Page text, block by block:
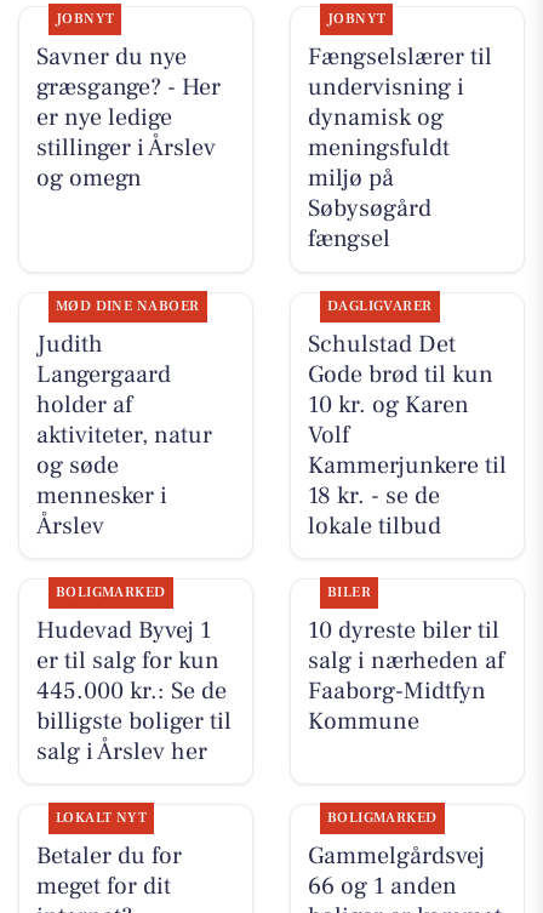
JOBNYT
Savner du nye
græsgange? - Her
er nye ledige
stillinger i Årslev
og omegn
JOBNYT
Fængselslærer til
undervisning i
dynamisk og
meningsfuldt
miljø på
Søbysøgård
fængsel
MØD DINE NABOER
Judith
Langergaard
holder af
aktiviteter, natur
og søde
mennesker i
Årslev
DAGLIGVARER
Schulstad Det
Gode brød til kun
10 kr. og Karen
Volf
Kammerjunkere til
18 kr. - se de
lokale tilbud
BOLIGMARKED
Hudevad Byvej 1
er til salg for kun
445.000 kr.: Se de
billigste boliger til
salg i Årslev her
BILER
10 dyreste biler til
salg i nærheden af
Faaborg-Midtfyn
Kommune
LOKALT NYT
Betaler du for
meget for dit
BOLIGMARKED
Gammelgårdsvej
66 og 1 anden